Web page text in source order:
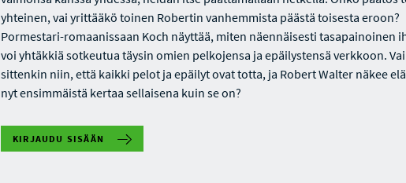
yhteinen, vai yrittääkö toinen Robertin vanhemmista päästä toisesta eroon?
Pormestari-romaanissaan Koch näyttää, miten näennäisesti tasapainoinen
voi yhtäkkiä sotkeutua täysin omien pelkojensa ja epäilystensä verkkoon.
sittenkin niin, että kaikki pelot ja epäilyt ovat totta, ja Robert Walter näkee
nyt ensimmäistä kertaa sellaisena kuin se on?
KIRJAUDU SISÄÄN